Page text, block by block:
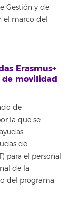
Gestión y de
el marco del
Erasmus+
de movilidad
de
la que se
de
para el personal
de la
del programa